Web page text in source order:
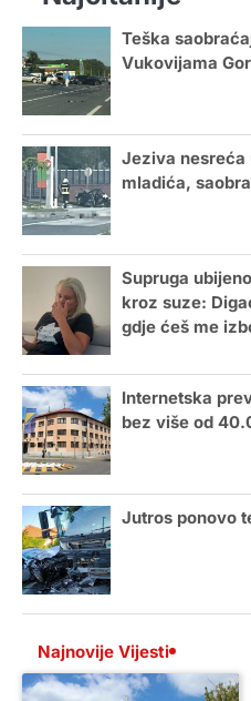
Teška
Vukovijama
Jeziva nesreća
mladića,
Supruga
kroz suze:
gdje ćeš me
Internetska
bez više od
Jutros ponovo
Najnovije Vijesti